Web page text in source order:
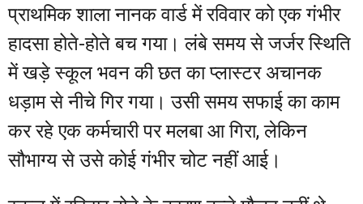
प्राथमिक शाला नानक वार्ड में रविवार को एक गंभीर
हादसा होते-होते बच गया। लंबे समय से जर्जर स्थिति
में खड़े स्कूल भवन की छत का प्लास्टर अचानक
धड़ाम से नीचे गिर गया। उसी समय सफाई का काम
कर रहे एक कर्मचारी पर मलबा आ गिरा, लेकिन
सौभाग्य से उसे कोई गंभीर चोट नहीं आई।